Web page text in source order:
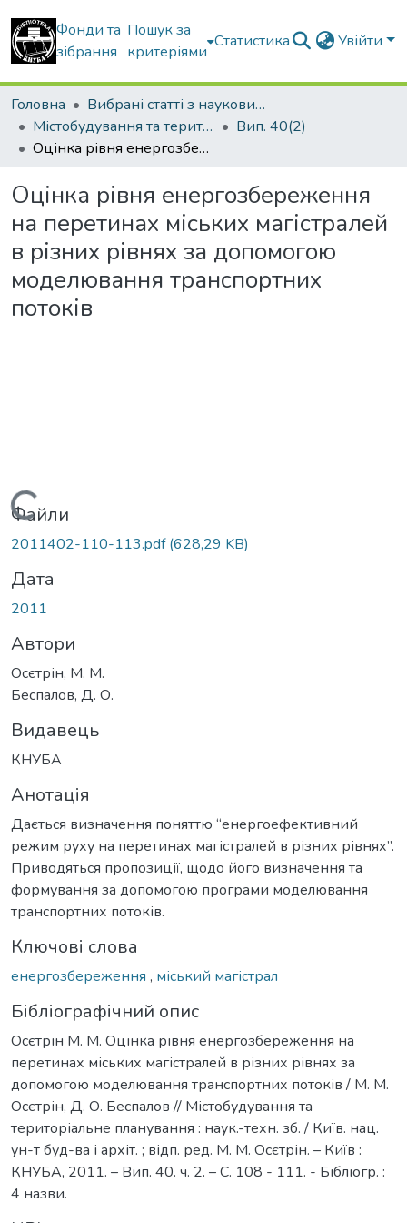
Фонди та
зібрання
Пошук за
критеріями
Статистика Увійти
Головна
Вибрані статті з наукових збірників КНУБА
Містобудування та територіальне планування
Вип. 40(2)
Оцінка рівня енергозбереження на перетинах міських магістралей в різних рівнях за допомогою моделювання транспортних потоків
Оцінка рівня енергозбереження
на перетинах міських магістралей
в різних рівнях за допомогою
моделювання транспортних
потоків
Вантажиться...
Файли
2011402-110-113.pdf(628,29 KB)
Дата
2011
Автори
Осєтрін, М. М.
Беспалов, Д. О.
Видавець
КНУБА
Анотація
Дається визначення поняттю “енергоефективний
режим руху на перетинах магістралей в різних рівнях”.
Приводяться пропозиції, щодо його визначення та
формування за допомогою програми моделювання
транспортних потоків.
Ключові слова
енергозбереження , міський магістрал
Бібліографічний опис
Осєтрін М. М. Оцінка рівня енергозбереження на
перетинах міських магістралей в різних рівнях за
допомогою моделювання транспортних потоків / М. М.
Осєтрін, Д. О. Беспалов // Містобудування та
територіальне планування : наук.-техн. зб. / Київ. нац.
ун-т буд-ва і архіт. ; відп. ред. М. М. Осєтрін. – Київ :
КНУБА, 2011. – Вип. 40. ч. 2. – С. 108 - 111. - Бібліогр. :
4 назви.